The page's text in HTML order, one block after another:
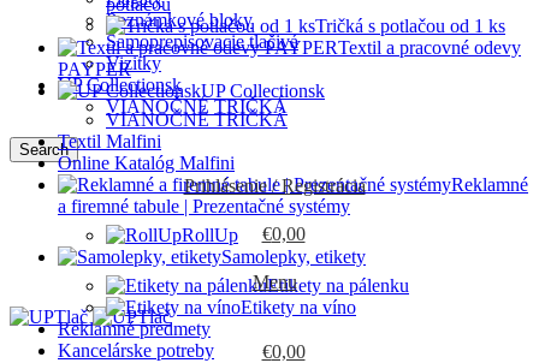
Poznámkové bloky
Samoprepisovacie tlačivá
Vizitky
UP Collectionsk
VIANOČNÉ TRIČKÁ
Search
Prihlásenie / Registrácia
€0,00
Menu
€0,00
Tričká s potlačou od 1 ks
Textil a pracovné odevy
PAYPER
UP Collectionsk
VIANOČNÉ TRIČKÁ
Textil Malfini
Online Katalóg Malfini
Reklamné
a firemné tabule | Prezentačné systémy
RollUp
Samolepky, etikety
Etikety na pálenku
Etikety na víno
Reklamné predmety
Kancelárske potreby